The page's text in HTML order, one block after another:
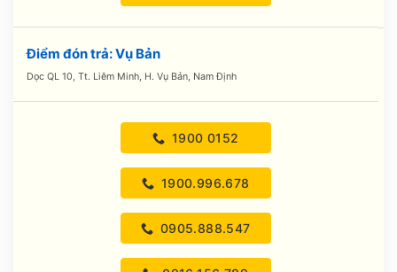
Điểm đón trả: Vụ Bản
Dọc QL 10, Tt. Liêm Minh, H. Vụ Bản, Nam Định
1900 0152
1900.996.678
0905.888.547